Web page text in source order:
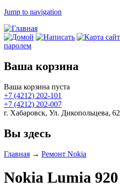
Jump to navigation
паролем
Ваша корзина
Ваша корзина пуста
+7 (4212) 202-101
+7 (4212) 202-007
г. Хабаровск, Ул. Дикопольцева, 62
Вы здесь
Главная → Ремонт Nokia
Nokia Lumia 920